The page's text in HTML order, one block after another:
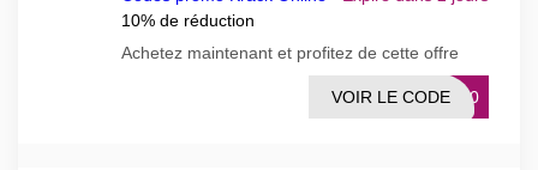
10% de réduction
Achetez maintenant et profitez de cette offre
UE10
VOIR LE CODE